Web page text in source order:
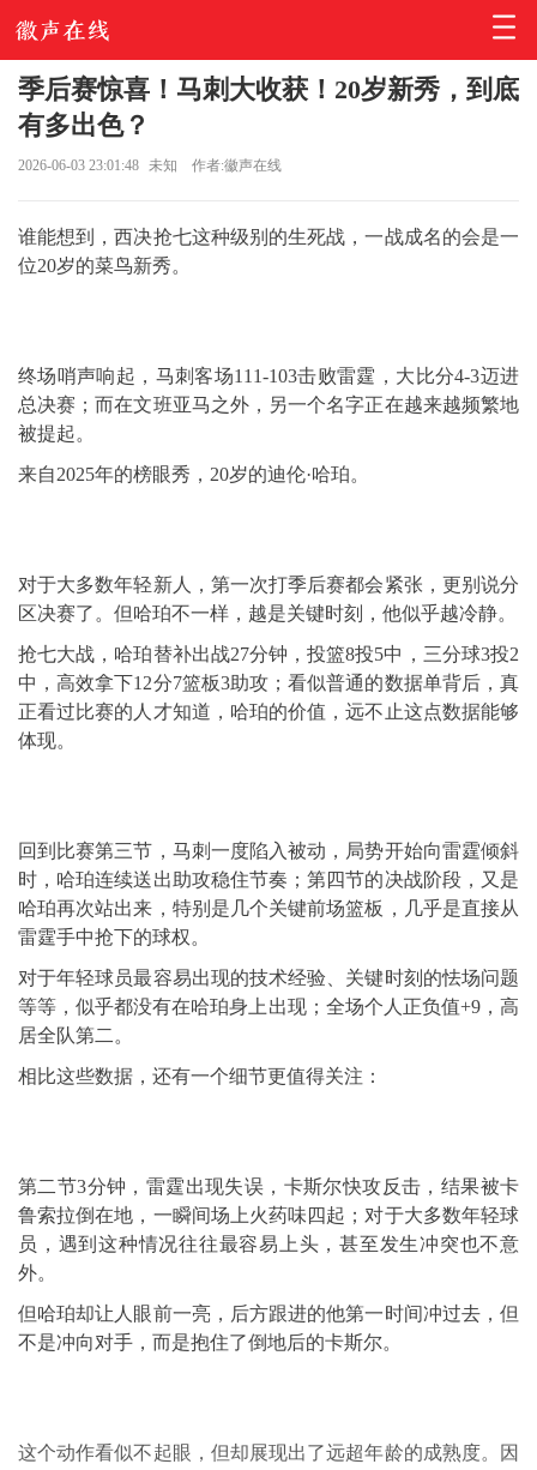
季后赛惊喜！马刺大收获！20岁新秀，到底
有多出色？
2026-06-03 23:01:48 未知 作者:徽声在线
谁能想到，西决抢七这种级别的生死战，一战成名的会是一
位20岁的菜鸟新秀。
终场哨声响起，马刺客场111-103击败雷霆，大比分4-3迈进
总决赛；而在文班亚马之外，另一个名字正在越来越频繁地
被提起。
来自2025年的榜眼秀，20岁的迪伦·哈珀。
对于大多数年轻新人，第一次打季后赛都会紧张，更别说分
区决赛了。但哈珀不一样，越是关键时刻，他似乎越冷静。
抢七大战，哈珀替补出战27分钟，投篮8投5中，三分球3投2
中，高效拿下12分7篮板3助攻；看似普通的数据单背后，真
正看过比赛的人才知道，哈珀的价值，远不止这点数据能够
体现。
回到比赛第三节，马刺一度陷入被动，局势开始向雷霆倾斜
时，哈珀连续送出助攻稳住节奏；第四节的决战阶段，又是
哈珀再次站出来，特别是几个关键前场篮板，几乎是直接从
雷霆手中抢下的球权。
对于年轻球员最容易出现的技术经验、关键时刻的怯场问题
等等，似乎都没有在哈珀身上出现；全场个人正负值+9，高
居全队第二。
相比这些数据，还有一个细节更值得关注：
第二节3分钟，雷霆出现失误，卡斯尔快攻反击，结果被卡
鲁索拉倒在地，一瞬间场上火药味四起；对于大多数年轻球
员，遇到这种情况往往最容易上头，甚至发生冲突也不意
外。
但哈珀却让人眼前一亮，后方跟进的他第一时间冲过去，但
不是冲向对手，而是抱住了倒地后的卡斯尔。
这个动作看似不起眼，但却展现出了远超年龄的成熟度。因